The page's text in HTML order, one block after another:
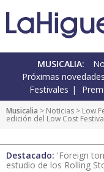
MUSICALIA:
Próximas novedades
Festivales
Musicalia > Noticias > Low
edición del Low Cost
Destacado: 'Foreign
estudio de los Rolling